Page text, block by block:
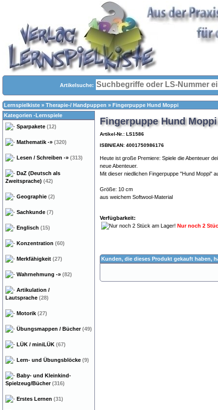
Artikelsuche:
Lernspielkiste » Therapie-/ Handpuppen » Fingerpuppe Hund Moppi
Fingerpuppe Hund Moppi
Artikel-Nr.: LS1586
ISBN/EAN: 4001750986176
Heute ist große Premiere: Spiele die Abenteuer
neue Abenteuer.
Mit dieser niedlichen Fingerpuppe "Hund Moppi"
Größe: 10 cm
aus weichem Softwool-Material
Verfügbarkeit:
Nur noch 2
Kunden, die dieses Produkt gekauft haben,
Kategorien -Lernspiele
Sparpakete (12)
Mathematik -» (320)
Lesen / Schreiben -» (313)
DaZ (Deutsch als
Zweitsprache) (42)
Geographie (2)
Sachkunde (7)
Englisch (15)
Konzentration (60)
Merkfähigkeit (27)
Wahrnehmung -» (82)
Artikulation /
Lautsprache (28)
Motorik (27)
Übungsmappen / Bücher(49)
LÜK / miniLÜK (67)
Lern- und Übungsblöcke (9)
Baby- und Kleinkind-
Spielzeug/Bücher(316)
Erstes Lernen (31)